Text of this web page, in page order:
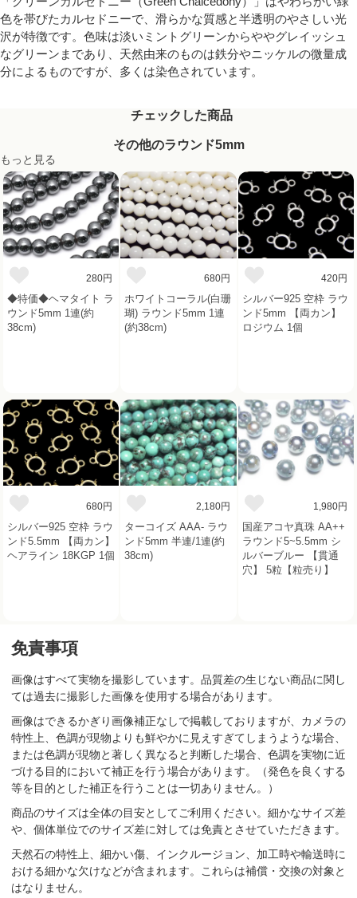
色を帯びたカルセドニーで、滑らかな質感と半透明のやさしい光
沢が特徴です。色味は淡いミントグリーンからややグレイッシュ
なグリーンまであり、天然由来のものは鉄分やニッケルの微量成
分によるものですが、多くは染色されています。
チェックした商品
その他のラウンド5mm
もっと見る
280円
◆特価◆ヘマタイト ラ
ウンド5mm 1連(約
38cm)
680円
ホワイトコーラル(白珊
瑚) ラウンド5mm 1連
(約38cm)
420円
シルバー925 空枠 ラウ
ンド5mm 【両カン】
ロジウム 1個
680円
シルバー925 空枠 ラウ
ンド5.5mm 【両カン】
ヘアライン 18KGP 1個
2,180円
ターコイズ AAA- ラウ
ンド5mm 半連/1連(約
38cm)
1,980円
国産アコヤ真珠 AA++
ラウンド5~5.5mm シ
ルバーブルー 【貫通
穴】 5粒【粒売り】
免責事項
画像はすべて実物を撮影しています。品質差の生じない商品に関し
ては過去に撮影した画像を使用する場合があります。
画像はできるかぎり画像補正なしで掲載しておりますが、カメラの
特性上、色調が現物よりも鮮やかに見えすぎてしまうような場合、
または色調が現物と著しく異なると判断した場合、色調を実物に近
づける目的において補正を行う場合があります。（発色を良くする
等を目的とした補正を行うことは一切ありません。）
商品のサイズは全体の目安としてご利用ください。細かなサイズ差
や、個体単位でのサイズ差に対しては免責とさせていただきます。
天然石の特性上、細かい傷、インクルージョン、加工時や輸送時に
おける細かな欠けなどが含まれます。これらは補償・交換の対象と
はなりません。